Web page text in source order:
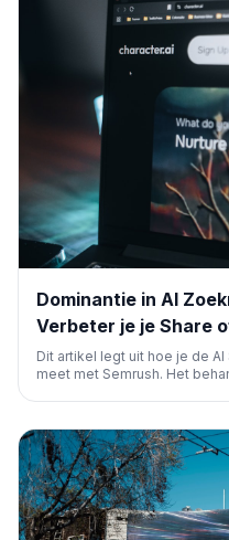
Dominantie in AI
Verbeter je je Share
Dit artikel legt uit hoe je de AI
meet met Semrush. Het
technische SEO en cross-